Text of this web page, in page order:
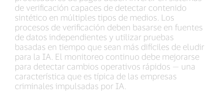
de verificación capaces de detectar contenido
sintético en múltiples tipos de medios. Los
procesos de verificación deben basarse en fuentes
de datos independientes y utilizar pruebas
basadas en tiempo que sean más difíciles de eludir
para la IA. El monitoreo continuo debe mejorarse
para detectar cambios operativos rápidos — una
característica que es típica de las empresas
criminales impulsadas por IA.